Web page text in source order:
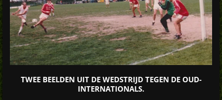
TWEE BEELDEN UIT DE WEDSTRIJD TEGEN DE OUD-
INTERNATIONALS.